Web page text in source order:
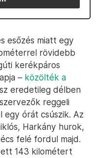
esőzés miatt egy
rövidebb
kerékpáros
– közölték a
eredetileg délben
reggeli
egy órát csúszik. Az
Harkány hurok,
felé fordul majd.
143 kilométert